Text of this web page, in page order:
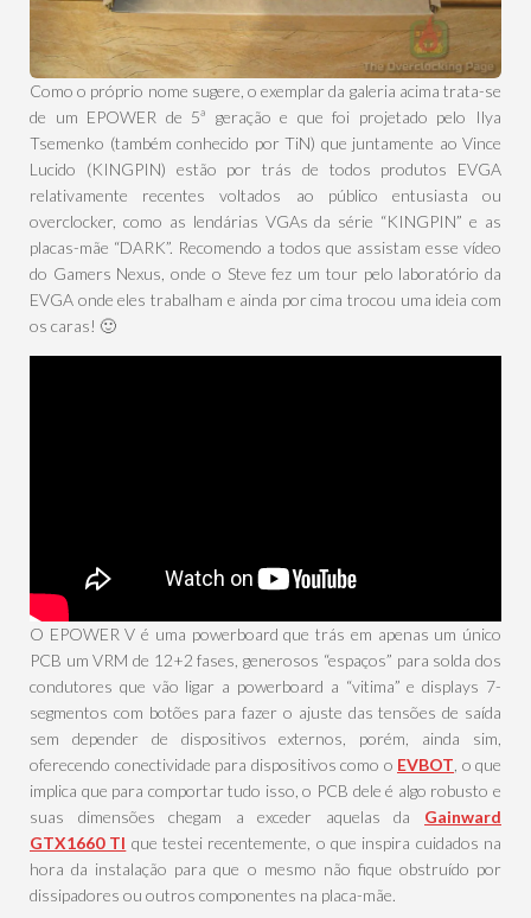
Como o próprio nome sugere, o exemplar da galeria acima trata-se
de um EPOWER de 5ª geração e que foi projetado pelo Ilya
Tsemenko (também conhecido por TiN) que juntamente ao Vince
Lucido (KINGPIN) estão por trás de todos produtos EVGA
relativamente recentes voltados ao público entusiasta ou
overclocker, como as lendárias VGAs da série “KINGPIN” e as
placas-mãe “DARK”. Recomendo a todos que assistam esse vídeo
do Gamers Nexus, onde o Steve fez um tour pelo laboratório da
EVGA onde eles trabalham e ainda por cima trocou uma ideia com
os caras! 🙂
O EPOWER V é uma powerboard que trás em apenas um único
PCB um VRM de 12+2 fases, generosos “espaços” para solda dos
condutores que vão ligar a powerboard a “vitima” e displays 7-
segmentos com botões para fazer o ajuste das tensões de saída
sem depender de dispositivos externos, porém, ainda sim,
oferecendo conectividade para dispositivos como o EVBOT , o que
implica que para comportar tudo isso, o PCB dele é algo robusto e
suas dimensões chegam a exceder aquelas da Gainward
GTX1660 TI que testei recentemente, o que inspira cuidados na
hora da instalação para que o mesmo não fique obstruído por
dissipadores ou outros componentes na placa-mãe.